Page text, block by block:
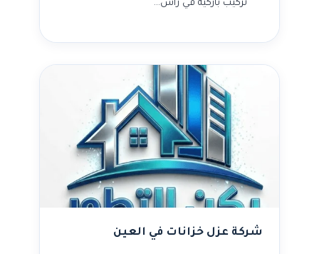
تركيب باركيه في رأس…
شركة عزل خزانات في العين